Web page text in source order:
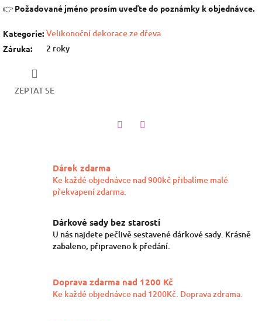
👉 Požadované jméno prosím uveďte do poznámky k objednávce.
Kategorie: Velikonoční dekorace ze dřeva
Záruka: 2 roky
ZEPTAT SE
Dárek zdarma
Ke každé objednávce nad 900kč přibalíme malé
překvapení zdarma.
Dárkové sady bez starostí
U nás najdete pečlivě sestavené dárkové sady. Krásně
zabaleno, připraveno k předání.
Doprava zdarma nad 1200 Kč
Ke každé objednávce nad 1200Kč. Doprava zdrama.